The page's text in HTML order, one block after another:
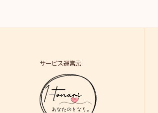
サービス運営元